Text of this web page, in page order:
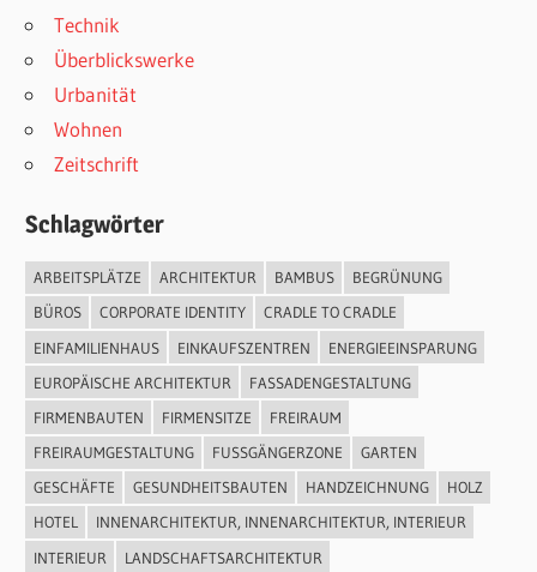
Technik
Überblickswerke
Urbanität
Wohnen
Zeitschrift
Schlagwörter
ARBEITSPLÄTZE ARCHITEKTUR BAMBUS
BEGRÜNUNG
BÜROS
CORPORATE IDENTITY
CRADLE TO CRADLE
EINFAMILIENHAUS
EINKAUFSZENTREN
ENERGIEEINSPARUNG
EUROPÄISCHE ARCHITEKTUR
FASSADENGESTALTUNG
FIRMENBAUTEN
FIRMENSITZE
FREIRAUM
FREIRAUMGESTALTUNG
FUSSGÄNGERZONE
GARTEN
GESCHÄFTE
GESUNDHEITSBAUTEN HANDZEICHNUNG
HOLZ
HOTEL
INNENARCHITEKTUR, INNENARCHITEKTUR, INTERIEUR
INTERIEUR
LANDSCHAFTSARCHITEKTUR